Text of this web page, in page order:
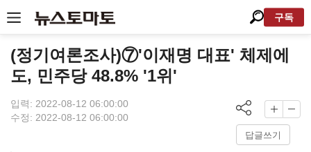
구독
(정기여론조사)⑦'이재명 대표' 체제에
도, 민주당 48.8% '1위'
입력: 2022-08-12 06:00:00
수정: 2022-08-12 06:00:00
답글쓰기